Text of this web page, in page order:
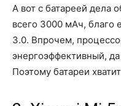
А вот с батареей дела
всего 3000 мАч, благо
3.0. Впрочем,
энергоэффективный,
Поэтому батареи